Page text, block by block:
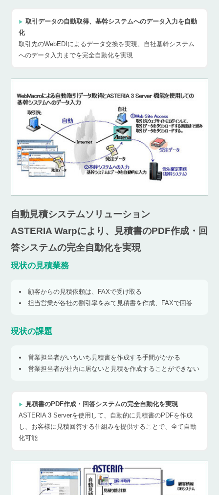
取引データの自動取得、基幹システムへのデータ入力を自動
化
取引先のWebEDIによるデータ交換を実現、自社基幹システム
へのデータ入力までを完全自動化を実現
自動見積システムソリューション
ASTERIA Warpにより、見積書のPDF作成・回
答システムの完全自動化を実現
現状の見積業務
顧客からの見積依頼は、FAXで受け取る
担当営業が各社の割引率をみて見積書を作成、FAXで回答
現状の課題
営業担当者がいちいち見積書を作成する手間がかかる
営業担当者が社内に居ないと見積を作成することができない
見積書のPDF作成・回答システムの完全自動化を実現
ASTERIA 3 Serverを使用して、自動的に見積書のPDFを作成
し、お客様に見積回答する仕組みを提供することで、全て自動
化可能